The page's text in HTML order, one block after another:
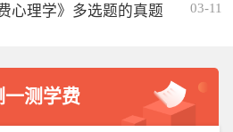
心理学》多选题的真题 03-11
一测学费